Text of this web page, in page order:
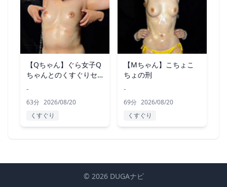
【Qちゃん】ぐら女子Q
ちゃんとのくすぐりセ
-
63分 2026/08/20
くすぐり
【Mちゃん】こちょこ
ちょの刑
-
69分 2026/08/20
くすぐり
© 2026 DUGAナビ